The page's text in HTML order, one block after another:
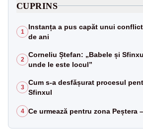
CUPRINS
1
Instanța a pus capăt unui
de ani
2
Corneliu Ștefan: „Babele și
unde le este locul”
3
Cum s-a desfășurat procesul
Sfinxul
4 Ce urmează pentru zona Peștera